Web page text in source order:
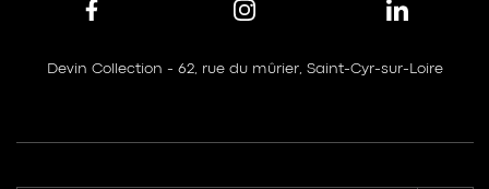
Devin Collection - 62, rue du mûrier, Saint-Cyr-sur-Loire